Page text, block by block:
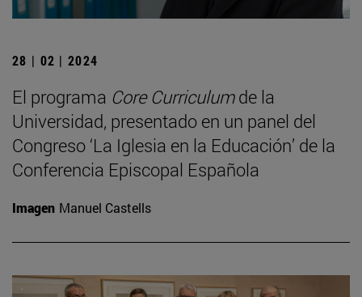
28 | 02 | 2024
El programa Core Curriculumde la
Universidad, presentado en un panel del
Congreso ‘La Iglesia en la Educación’ de la
Conferencia Episcopal Española
Imagen Manuel Castells